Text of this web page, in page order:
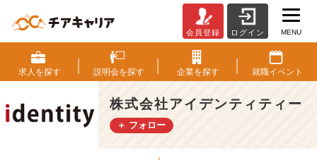
時
も
開
催！
会
社
会員登録 ログイン MENU
求人を探す 説明会を探す 企業を探す 就職イベント
株式会社アイデンティティー
＋ フォロー